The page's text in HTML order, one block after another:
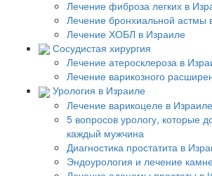
Лечение фиброза легких в
Лечение бронхиальной астмы
Лечение ХОБЛ в Израиле
Сосудистая хирургия
Лечение атеросклероза в
Лечение варикозного
Урология в Израиле
Лечение варикоцеле в Израиле
5 вопросов урологу, которые
каждый мужчина
Диагностика простатита в
Эндоурология и лечение